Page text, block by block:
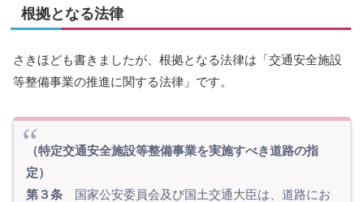
根拠となる法律
さきほども書きましたが、根拠となる法律は「交通安全施設
等整備事業の推進に関する法律」です。
（特定交通安全施設等整備事業を実施すべき道路の指
定）
第３条 国家公安委員会及び国土交通大臣は、道路にお